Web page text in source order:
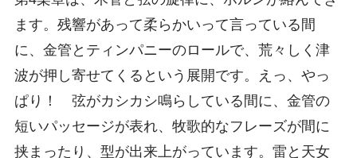
ます。残響があって柔らかいって言っている間
に、金管とティンパニーのロールで、荒々しく津
波が押し寄せてくるという展開です。えっ、やっ
ぱり！ 弦がカシカシ鳴らしている間に、金管の
短いパッセージが表れ、牧歌的なフレーズが間に
挟まったり、型が出来上がっています。雷と天女